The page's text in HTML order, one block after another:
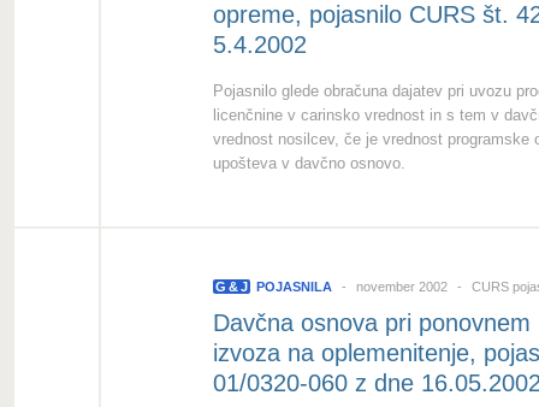
opreme, pojasnilo CURS št.
5.4.2002
Pojasnilo glede obračuna dajatev pri uvozu
licenčnine v carinsko vrednost in s tem v
vrednost nosilcev, če je vrednost programske
upošteva v davčno osnovo.
G &J POJASNILA november 2002 CURS
Davčna osnova pri
izvoza na oplemenitenje,
01/0320-060 z dne